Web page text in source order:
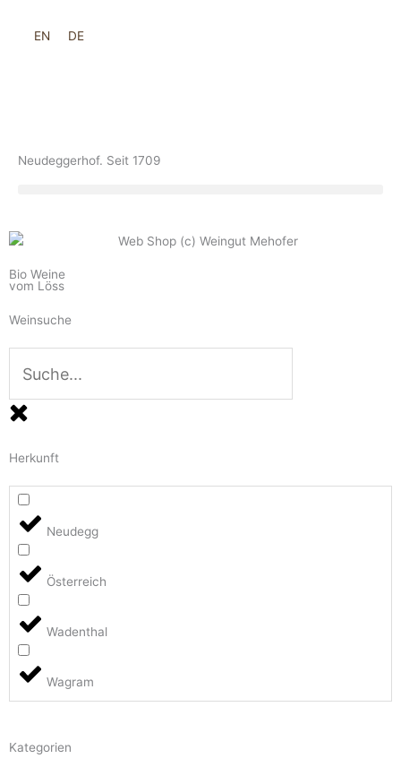
EN DE
Neudeggerhof. Seit 1709
Bio Weine
vom Löss
Weinsuche
Herkunft
Neudegg
Österreich
Wadenthal
Wagram
Kategorien